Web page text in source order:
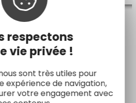
respectons
vie privée !
sont très utiles pour
expérience de navigation,
votre engagement avec
toutes les actus